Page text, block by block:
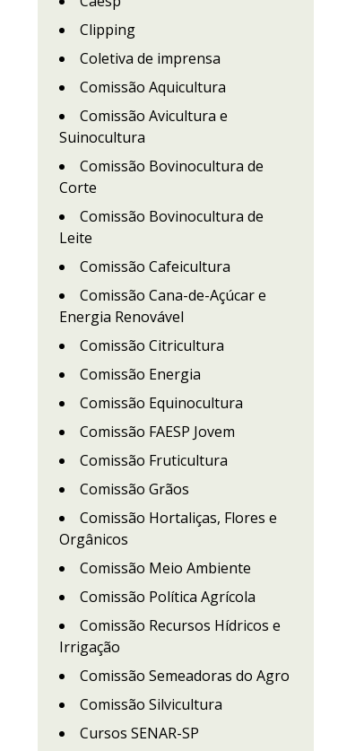
Clipping
Coletiva de imprensa
Comissão Aquicultura
Comissão Avicultura e
Suinocultura
Comissão Bovinocultura de
Corte
Comissão Bovinocultura de
Leite
Comissão Cafeicultura
Comissão Cana-de-Açúcar e
Energia Renovável
Comissão Citricultura
Comissão Energia
Comissão Equinocultura
Comissão FAESP Jovem
Comissão Fruticultura
Comissão Grãos
Comissão Hortaliças, Flores e
Orgânicos
Comissão Meio Ambiente
Comissão Política Agrícola
Comissão Recursos Hídricos e
Irrigação
Comissão Semeadoras do Agro
Comissão Silvicultura
Cursos SENAR-SP